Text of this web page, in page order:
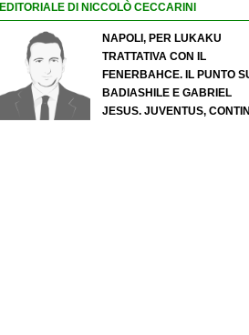
EDITORIALE DI NICCOLÒ CECCARINI
NAPOLI, PER LUKAKU
TRATTATIVA CON IL
FENERBAHCE. IL PUNTO
BADIASHILE E GABRIEL
JESUS. JUVENTUS,